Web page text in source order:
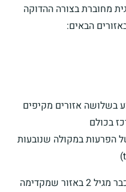
מחוברת בצורה ההדוקה
בשלושה אזורים מקיפים
בכולם
הפרעות במקולה שנובעות
תהליך ההתנזלות של הזגוגית מתחיל כבר מגיל 2 באזור שמקדימה